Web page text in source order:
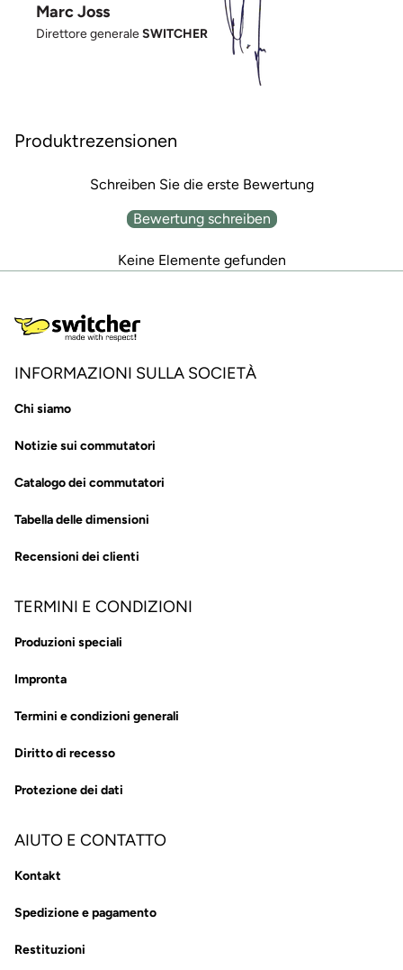
Marc Joss
Direttore generaleSWITCHER
Produktrezensionen
Schreiben Sie die erste Bewertung
Bewertung schreiben
Keine Elemente gefunden
INFORMAZIONI SULLA SOCIETÀ
Chi siamo
Notizie sui commutatori
Catalogo dei commutatori
Tabella delle dimensioni
Recensioni dei clienti
TERMINI E CONDIZIONI
Produzioni speciali
Impronta
Termini e condizioni generali
Diritto di recesso
Protezione dei dati
AIUTO E CONTATTO
Kontakt
Spedizione e pagamento
Restituzioni